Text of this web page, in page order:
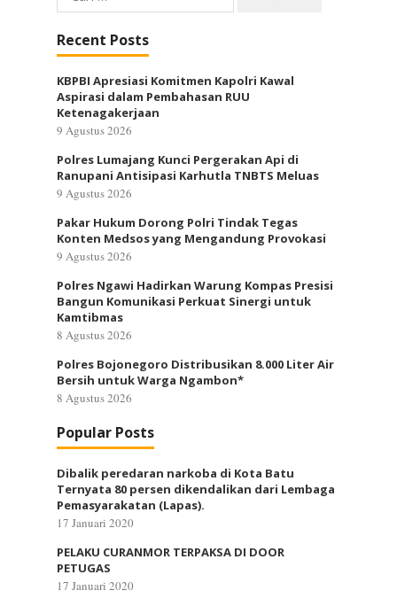
untuk:
Recent Posts
KBPBI Apresiasi Komitmen Kapolri Kawal
Aspirasi dalam Pembahasan RUU
Ketenagakerjaan
9 Agustus 2026
Polres Lumajang Kunci Pergerakan Api di
Ranupani Antisipasi Karhutla TNBTS Meluas
9 Agustus 2026
Pakar Hukum Dorong Polri Tindak Tegas
Konten Medsos yang Mengandung Provokasi
9 Agustus 2026
Polres Ngawi Hadirkan Warung Kompas Presisi
Bangun Komunikasi Perkuat Sinergi untuk
Kamtibmas
8 Agustus 2026
Polres Bojonegoro Distribusikan 8.000 Liter Air
Bersih untuk Warga Ngambon*
8 Agustus 2026
Popular Posts
Dibalik peredaran narkoba di Kota Batu
Ternyata 80 persen dikendalikan dari Lembaga
Pemasyarakatan (Lapas).
17 Januari 2020
PELAKU CURANMOR TERPAKSA DI DOOR
PETUGAS
17 Januari 2020